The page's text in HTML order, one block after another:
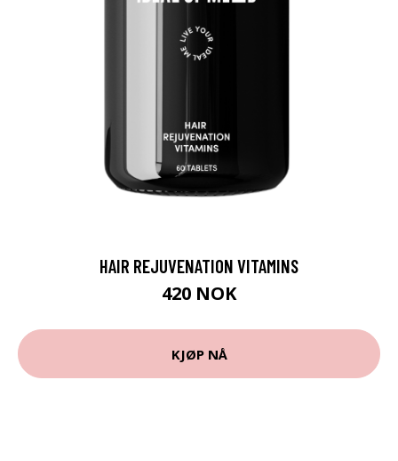
HAIR REJUVENATION VITAMINS
420 NOK
KJØP NÅ